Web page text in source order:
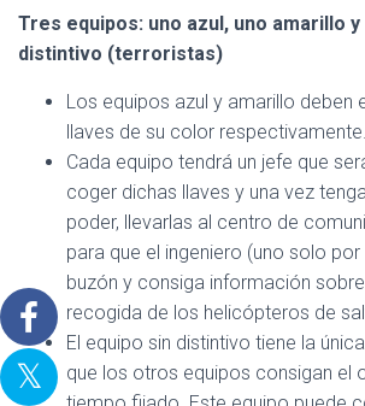
Tres equipos: uno azul, uno amarillo
distintivo (terroristas)
Los equipos azul y amarillo deben
llaves de su color respectivamente.
Cada equipo tendrá un jefe que
coger dichas llaves y una vez
poder, llevarlas al centro de
para que el ingeniero (uno solo
buzón y consiga información
recogida de los helicópteros de
El equipo sin distintivo tiene la
que los otros equipos consigan el